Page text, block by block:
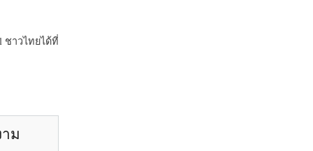
ชาวไทยได้ที่
ม